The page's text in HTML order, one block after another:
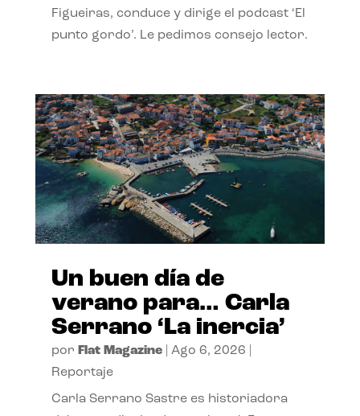
Figueiras, conduce y dirige el podcast ‘El
punto gordo’. Le pedimos consejo lector.
Un buen día de
verano para… Carla
Serrano ‘La inercia’
por Flat Magazine| Ago 6, 2026
Reportaje
Carla Serrano Sastre es historiadora